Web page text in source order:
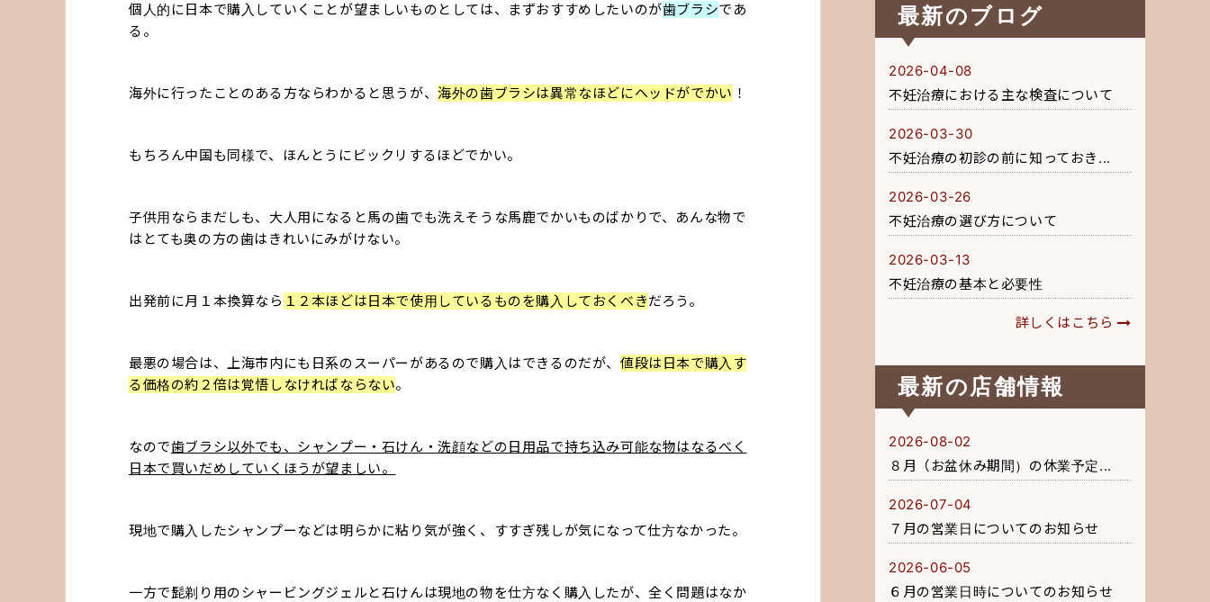
個人的に日本で購入していくことが望ましいものとしては、まずおすすめしたいのが歯ブラシであ
る。
海外に行ったことのある方ならわかると思うが、海外の歯ブラシは異常なほどにヘッドがでかい ！
もちろん中国も同様で、ほんとうにビックリするほどでかい。
子供用ならまだしも、大人用になると馬の歯でも洗えそうな馬鹿でかいものばかりで、あんな物で
はとても奥の方の歯はきれいにみがけない。
出発前に月１本換算なら １２本ほどは日本で使用しているものを購入しておくべきだろう。
最悪の場合は、上海市内にも日系のスーパーがあるので購入はできるのだが、 値段は日本で購入す
る価格の約２倍は覚悟しなければならない。
なので歯ブラシ以外でも、シャンプー・石けん・洗顔などの日用品で持ち込み可能な物はなるべく
日本で買いだめしていくほうが望ましい。
現地で購入したシャンプーなどは明らかに粘り気が強く、すすぎ残しが気になって仕方なかった。
一方で髭剃り用のシャービングジェルと石けんは現地の物を仕方なく購入したが、全く問題はなか
最新のブログ
2026-04-08
不妊治療における主な検査について
2026-03-30
不妊治療の初診の前に知っておき...
2026-03-26
不妊治療の選び方について
2026-03-13
不妊治療の基本と必要性
詳しくはこちら
最新の店舗情報
2026-08-02
８月（お盆休み期間）の休業予定...
2026-07-04
７月の営業日についてのお知らせ
2026-06-05
６月の営業日時についてのお知らせ